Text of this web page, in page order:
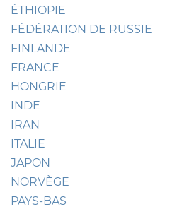
ÉTHIOPIE
FÉDÉRATION DE RUSSIE
FINLANDE
FRANCE
HONGRIE
INDE
IRAN
ITALIE
JAPON
NORVÈGE
PAYS-BAS